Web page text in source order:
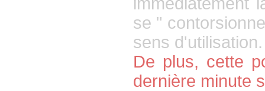
se "
sens d'utilisation.
De plus, cette
dernière minute